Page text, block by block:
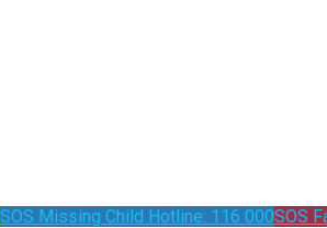
SOS Missing Child Hotline: 116 000SOS